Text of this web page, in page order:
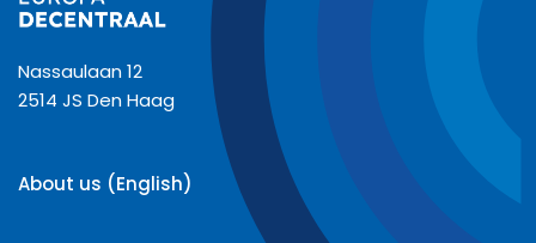
Nassaulaan 12
2514 JS Den Haag
About us (English)